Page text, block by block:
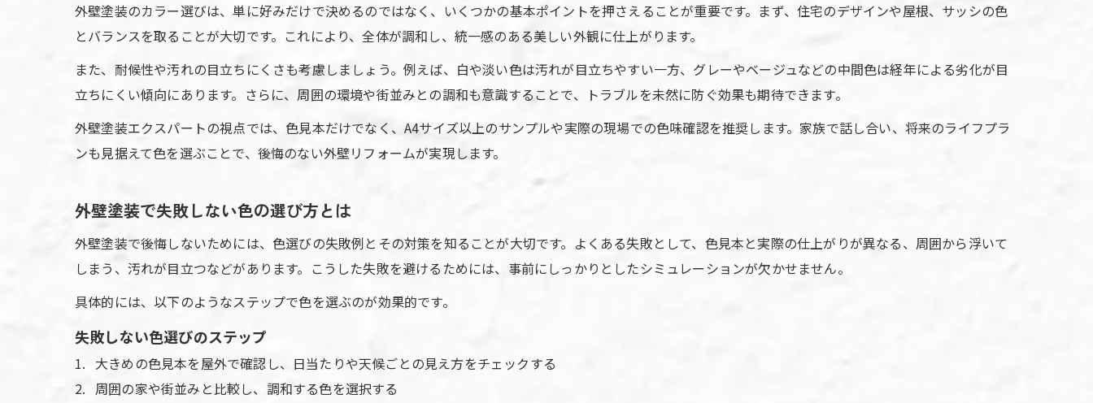
外壁塗装で失敗しないための体験談紹介
外壁塗装エクスパートがよくある疑問に回答
外壁塗装で避けたい色とその理由解説
外壁塗装の色選びで重要な家族の意見共有
外壁塗装に適した塗料選びのコツを解説
外壁塗装で生活環境が変わる理由を紹介
外壁塗装のカラー選びは、単に好みだけで決めるのではなく、いくつかの基本ポイントを押さえることが重要です。まず、住宅のデザインや屋根、サッシの色
とバランスを取ることが大切です。これにより、全体が調和し、統一感のある美しい外観に仕上がります。
また、耐候性や汚れの目立ちにくさも考慮しましょう。例えば、白や淡い色は汚れが目立ちやすい一方、グレーやベージュなどの中間色は経年による劣化が目
立ちにくい傾向にあります。さらに、周囲の環境や街並みとの調和も意識することで、トラブルを未然に防ぐ効果も期待できます。
外壁塗装エクスパートの視点では、色見本だけでなく、A4サイズ以上のサンプルや実際の現場での色味確認を推奨します。家族で話し合い、将来のライフプラ
ンも見据えて色を選ぶことで、後悔のない外壁リフォームが実現します。
外壁塗装で失敗しない色の選び方とは
外壁塗装で後悔しないためには、色選びの失敗例とその対策を知ることが大切です。よくある失敗として、色見本と実際の仕上がりが異なる、周囲から浮いて
しまう、汚れが目立つなどがあります。こうした失敗を避けるためには、事前にしっかりとしたシミュレーションが欠かせません。
具体的には、以下のようなステップで色を選ぶのが効果的です。
失敗しない色選びのステップ
大きめの色見本を屋外で確認し、日当たりや天候ごとの見え方をチェックする
周囲の家や街並みと比較し、調和する色を選択する